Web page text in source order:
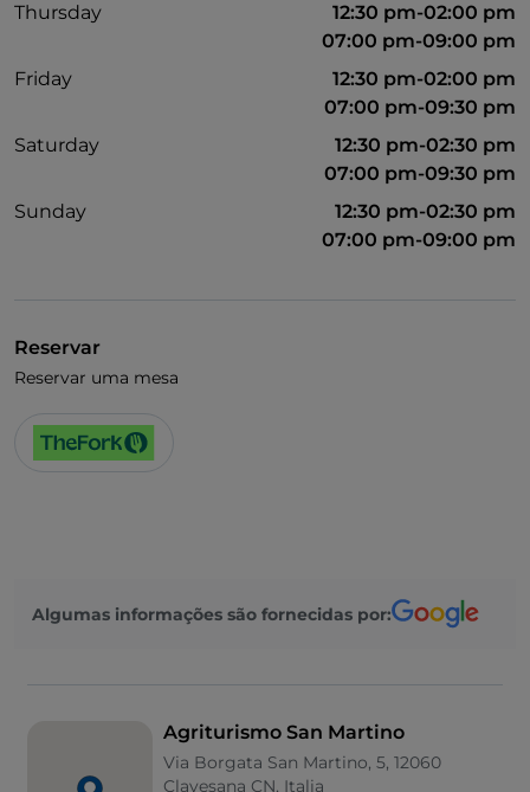
Thursday
12:30 pm-02:00 pm
07:00 pm-09:00 pm
Friday
12:30 pm-02:00 pm
07:00 pm-09:30 pm
Saturday
12:30 pm-02:30 pm
07:00 pm-09:30 pm
Sunday
12:30 pm-02:30 pm
07:00 pm-09:00 pm
Reservar
Reservar uma mesa
Algumas informações são fornecidas por:
Agriturismo San Martino
Via Borgata San Martino, 5, 12060
Clavesana CN, Italia